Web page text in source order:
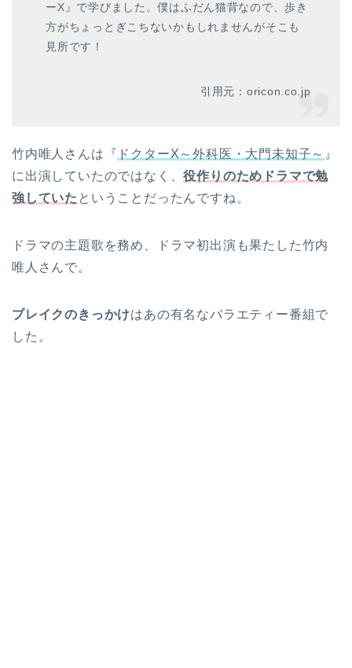
ーX』で学びました。僕はふだん猫背なので、歩き
方がちょっとぎこちないかもしれませんがそこも
見所です！
引用元：oricon.co.jp
竹内唯人さんは『 ドクターX～外科医・大門未知子～ 』
に出演していたのではなく、役作りのためドラマで勉
強していた ということだったんですね。
ドラマの主題歌を務め、ドラマ初出演も果たした竹内
唯人さんで。
ブレイクのきっかけはあの有名なバラエティー番組で
した。